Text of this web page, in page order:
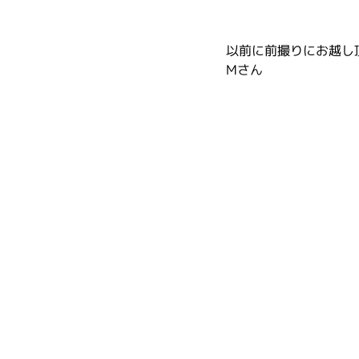
以前に前撮りにお越し
Mさん